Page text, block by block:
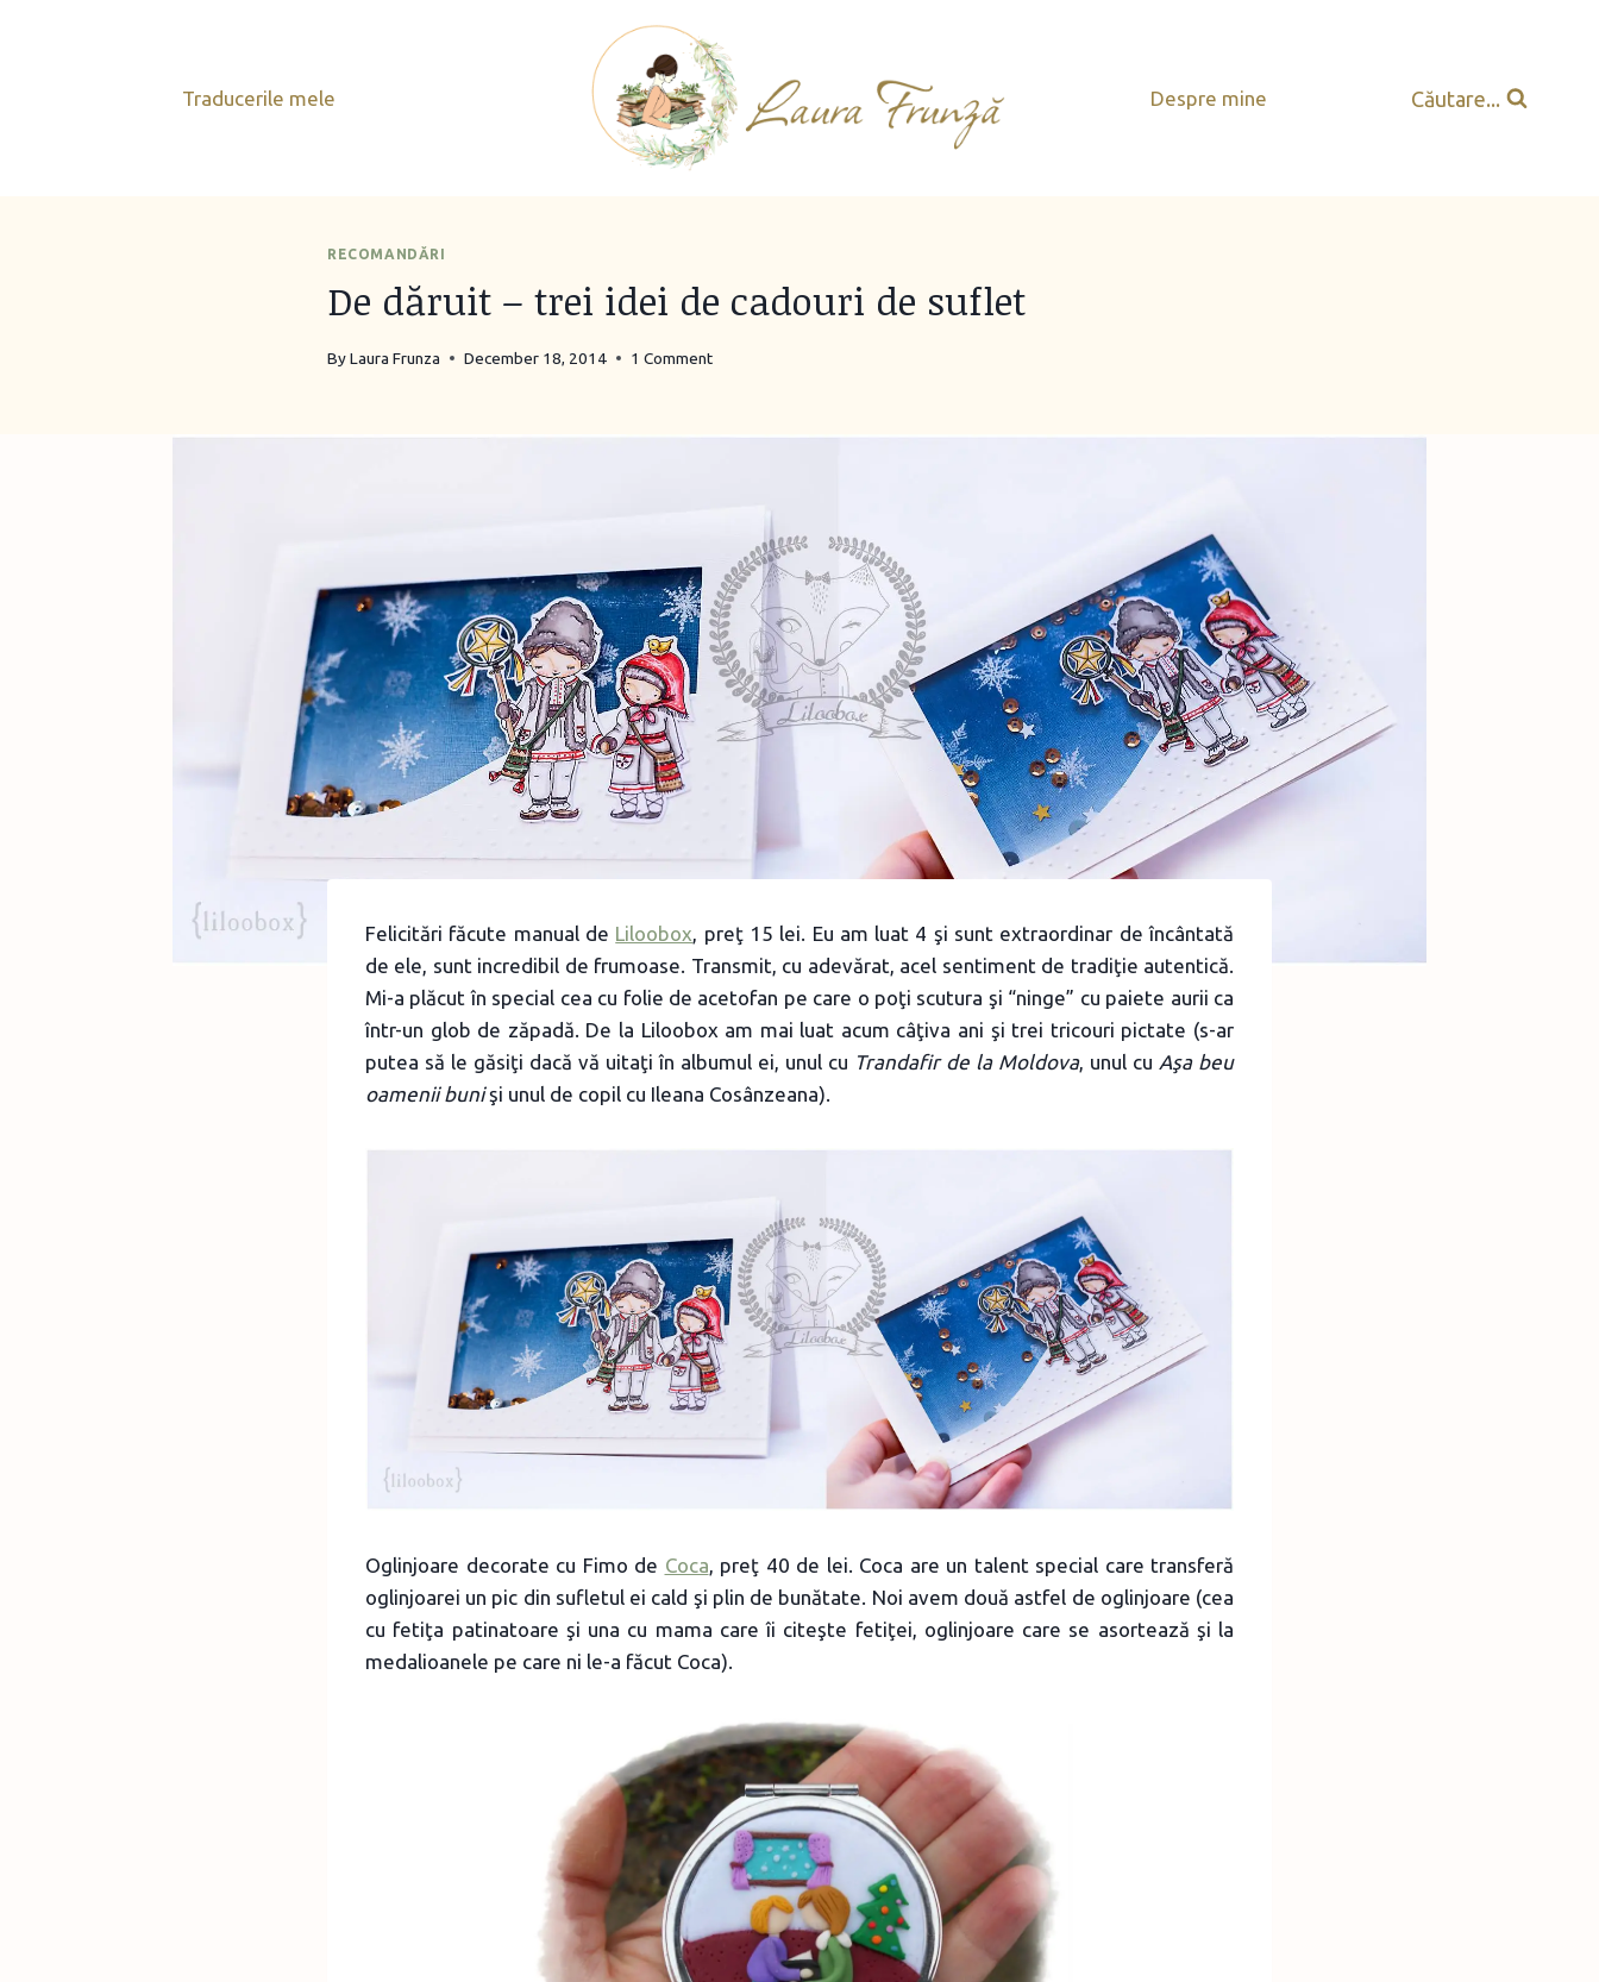
Traducerile mele
Despre mine Căutare...
RECOMANDĂRI
De dăruit – trei idei de cadouri de suflet
ByLaura Frunza December 18, 2014 1 Comment
Felicitări făcute manual de Liloobox , preţ 15 lei. Eu am luat 4 şi sunt extraordinar de încântată
de ele, sunt incredibil de frumoase. Transmit, cu adevărat, acel sentiment de tradiţie autentică.
Mi-a plăcut în special cea cu folie de acetofan pe care o poţi scutura şi “ninge” cu paiete aurii ca
într-un glob de zăpadă. De la Liloobox am mai luat acum câţiva ani şi trei tricouri pictate (s-ar
putea să le găsiţi dacă vă uitaţi în albumul ei, unul cu Trandafir de la Moldova, unul cu Aşa beu
oamenii bunişi unul de copil cu Ileana Cosânzeana).
Oglinjoare decorate cu Fimo de Coca, preţ 40 de lei. Coca are un talent special care transferă
oglinjoarei un pic din sufletul ei cald şi plin de bunătate. Noi avem două astfel de oglinjoare (cea
cu fetiţa patinatoare şi una cu mama care îi citeşte fetiţei, oglinjoare care se asortează şi la
medalioanele pe care ni le-a făcut Coca).